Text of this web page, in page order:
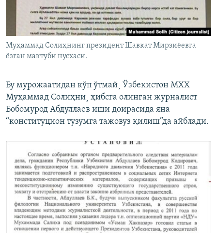
Муҳаммад Солиҳнинг президент Шавкат Мирзиëевга
ëзган мактуби нусхаси.
Бу мурожаатидан кўп ўтмай¸ Ўзбекистон МХХ
Муҳаммад Солиҳни¸ ҳибсга олинган журналист
Бобомурод Абдуллаев иши доирасида яна
“конституцион тузумга тажовуз қилиш”да айблади.